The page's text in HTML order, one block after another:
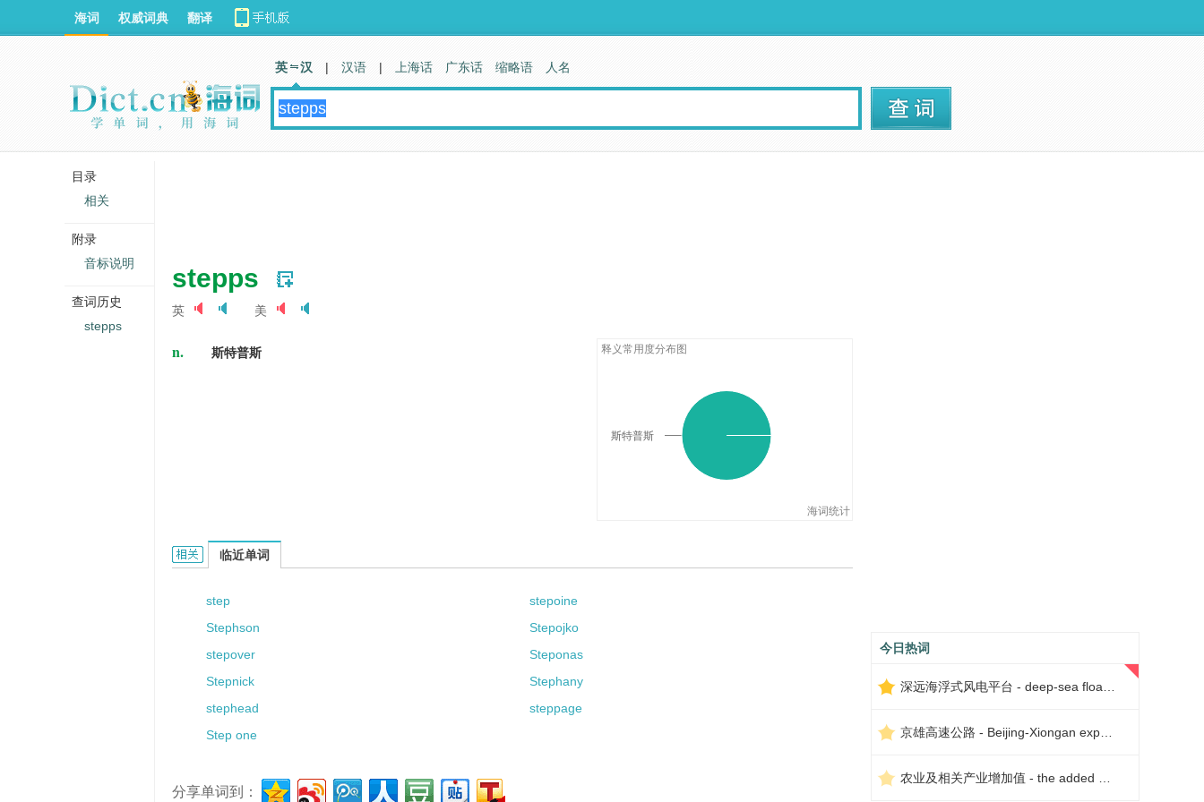
stepps
英 美
n. 斯特普斯 释义常用度分布图
海词统计
斯特普斯
Stepps的相关资料：
临近单词
step
stepoine
Stephson
Stepojko
stepover
Steponas
Stepnick
Stephany
stephead
steppage
Step one
分享单词到：
今日热词
海词 权威词典 翻译
英 汉 | 汉语 | 上海话 广东话 缩略语 人名
目录
相关
附录
音标说明
查词历史
stepps